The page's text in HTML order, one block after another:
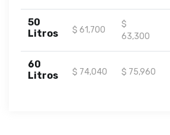
50
Litros
$ 61,700
$
63,300
60
Litros
$ 74,040 $ 75,960